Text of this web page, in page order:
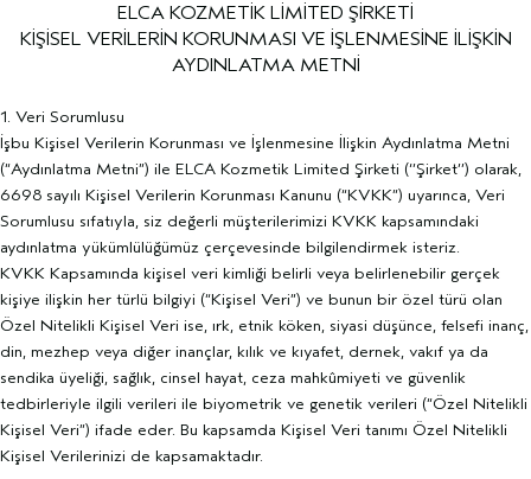
ELCA KOZMETİK LİMİTED ŞİRKETİ
KİŞİSEL VERİLERİN KORUNMASI VE İŞLENMESİNE İLİŞKİN
AYDINLATMA METNİ
1. Veri Sorumlusu
İşbu Kişisel Verilerin Korunması ve İşlenmesine İlişkin Aydınlatma Metni
(“Aydınlatma Metni”) ile ELCA Kozmetik Limited Şirketi (‘’Şirket’’) olarak,
6698 sayılı Kişisel Verilerin Korunması Kanunu (“KVKK”) uyarınca, Veri
Sorumlusu sıfatıyla, siz değerli müşterilerimizi KVKK kapsamındaki
aydınlatma yükümlülüğümüz çerçevesinde bilgilendirmek isteriz.
KVKK Kapsamında kişisel veri kimliği belirli veya belirlenebilir gerçek
kişiye ilişkin her türlü bilgiyi (“Kişisel Veri”) ve bunun bir özel türü olan
Özel Nitelikli Kişisel Veri ise, ırk, etnik köken, siyasi düşünce, felsefi inanç,
din, mezhep veya diğer inançlar, kılık ve kıyafet, dernek, vakıf ya da
sendika üyeliği, sağlık, cinsel hayat, ceza mahkûmiyeti ve güvenlik
tedbirleriyle ilgili verileri ile biyometrik ve genetik verileri (“Özel Nitelikli
Kişisel Veri”) ifade eder. Bu kapsamda Kişisel Veri tanımı Özel Nitelikli
Kişisel Verilerinizi de kapsamaktadır.